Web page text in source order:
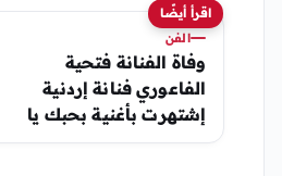
اقرأ أيضًا
الفن
وفاة الفنانة فتحية
الفاعوري فنانة إردنية
إشتهرت بأغنية بحبك يا
عقرب